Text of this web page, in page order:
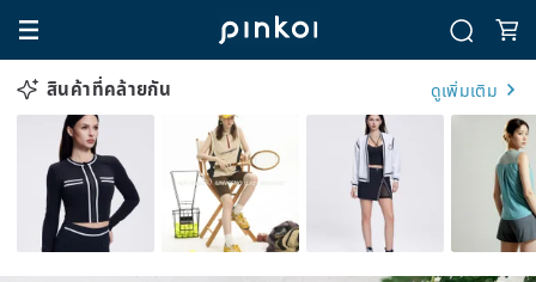
สินค้าที่คล้ายกัน ดูเพิ่มเติม